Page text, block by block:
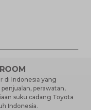
di Indonesia yang
perawatan,
suku cadang Toyota
Indonesia.